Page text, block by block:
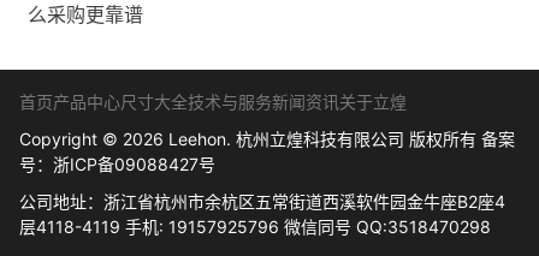
么采购更靠谱
首页产品中心尺寸大全技术与服务新闻资讯关于立煌
Copyright © 2026 Leehon. 杭州立煌科技有限公司 版权所有 备案
号： 浙ICP备09088427号
公司地址：浙江省杭州市余杭区五常街道西溪软件园金牛座B2座4
层4118-4119 手机: 19157925796 微信同号 QQ:3518470298